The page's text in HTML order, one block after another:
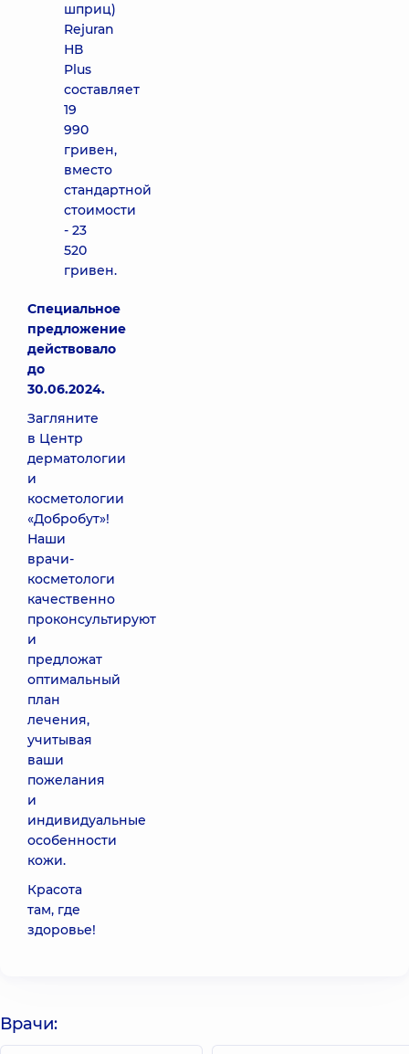
шприц)
Rejuran
НВ
Plus
составляет
19
990
гривен,
вместо
стандартной
стоимости
- 23
520
гривен.
Специальное
предложение
действовало
до
30.06.2024.
Загляните
в Центр
дерматологии
и
косметологии
«Добробут»!
Наши
врачи-
косметологи
качественно
проконсультируют
и
предложат
оптимальный
план
лечения,
учитывая
ваши
пожелания
и
индивидуальные
особенности
кожи.
Красота
там, где
здоровье!
Врачи: